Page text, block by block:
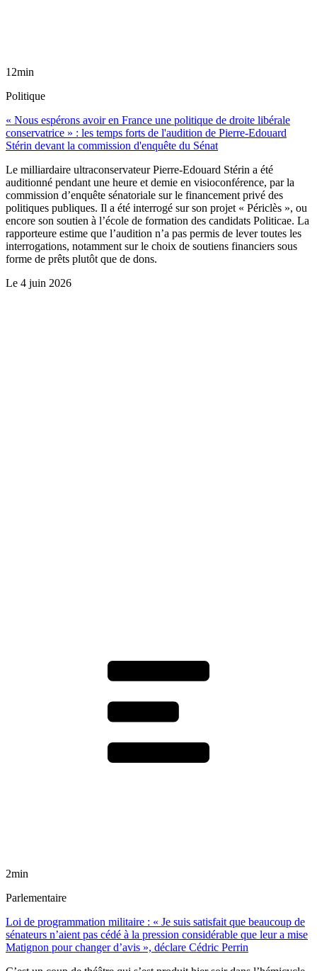
12min
Politique
« Nous espérons avoir en France une politique de droite libérale
conservatrice » : les temps forts de l'audition de Pierre-Edouard
Stérin devant la commission d'enquête du Sénat
Le milliardaire ultraconservateur Pierre-Edouard Stérin a été
auditionné pendant une heure et demie en visioconférence, par la
commission d’enquête sénatoriale sur le financement privé des
politiques publiques. Il a été interrogé sur son projet « Périclès », ou
encore son soutien à l’école de formation des candidats Politicae. La
rapporteure estime que l’audition n’a pas permis de lever toutes les
interrogations, notamment sur le choix de soutiens financiers sous
forme de prêts plutôt que de dons.
Le 4 juin 2026
2min
Parlementaire
Loi de programmation militaire : « Je suis satisfait que beaucoup de
sénateurs n’aient pas cédé à la pression considérable que leur a mise
Matignon pour changer d’avis », déclare Cédric Perrin